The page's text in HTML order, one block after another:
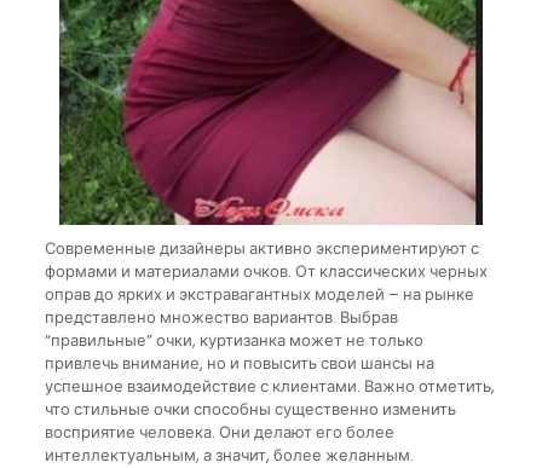
Современные дизайнеры активно экспериментируют с
формами и материалами очков. От классических черных
оправ до ярких и экстравагантных моделей – на рынке
представлено множество вариантов. Выбрав
“правильные” очки, куртизанка может не только
привлечь внимание, но и повысить свои шансы на
успешное взаимодействие с клиентами. Важно отметить,
что стильные очки способны существенно изменить
восприятие человека. Они делают его более
интеллектуальным, а значит, более желанным.